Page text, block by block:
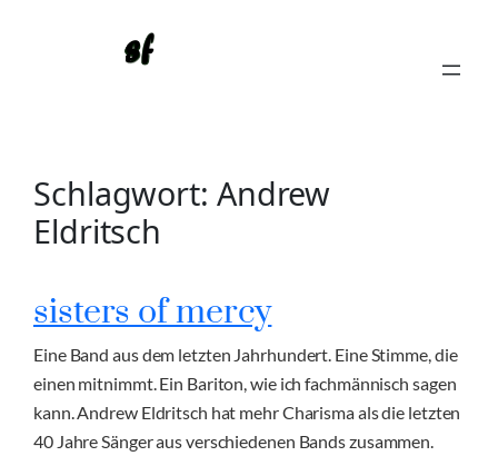
Schlagwort: Andrew
Eldritsch
sisters of mercy
Eine Band aus dem letzten Jahrhundert. Eine Stimme, die
einen mitnimmt. Ein Bariton, wie ich fachmännisch sagen
kann. Andrew Eldritsch hat mehr Charisma als die letzten
40 Jahre Sänger aus verschiedenen Bands zusammen.